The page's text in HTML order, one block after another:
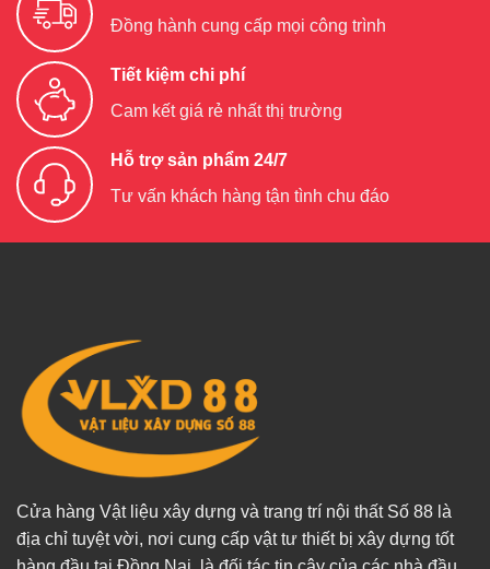
Đồng hành cung cấp mọi công trình
Tiết kiệm chi phí
Cam kết giá rẻ nhất thị trường
Hỗ trợ sản phẩm 24/7
Tư vấn khách hàng tận tình chu đáo
Cửa hàng Vật liệu xây dựng và trang trí nội thất Số 88 là
địa chỉ tuyệt vời, nơi cung cấp vật tư thiết bị xây dựng tốt